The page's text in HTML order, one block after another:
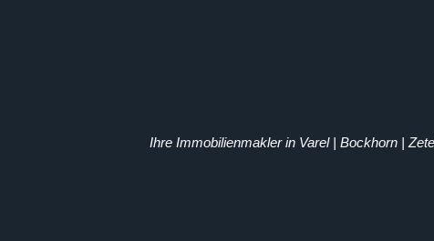
Ihre Immobilienmakler in Varel | Bockhorn |